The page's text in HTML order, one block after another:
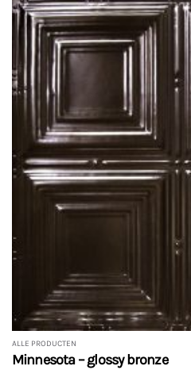
ALLE PRODUCTEN
Minnesota – glossy bronze